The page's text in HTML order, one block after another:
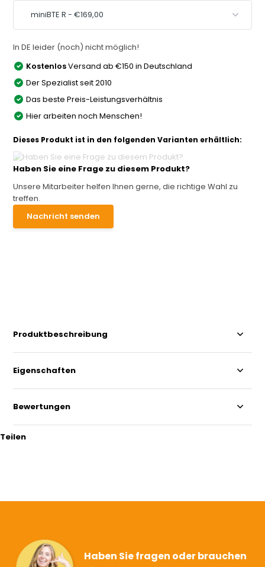
In DE leider (noch) nicht möglich!
KostenlosVersand ab €150 in Deutschland
Der Spezialist seit 2010
Das beste Preis-Leistungsverhältnis
Hier arbeiten noch Menschen!
Dieses Produkt ist in den folgenden Varianten erhältlich:
Haben Sie eine Frage zu diesem Produkt?
Unsere Mitarbeiter helfen Ihnen gerne, die richtige Wahl zu
treffen.
Nachricht senden
Produktbeschreibung
Eigenschaften
Bewertungen
Teilen
Haben Sie fragen oder brauchen